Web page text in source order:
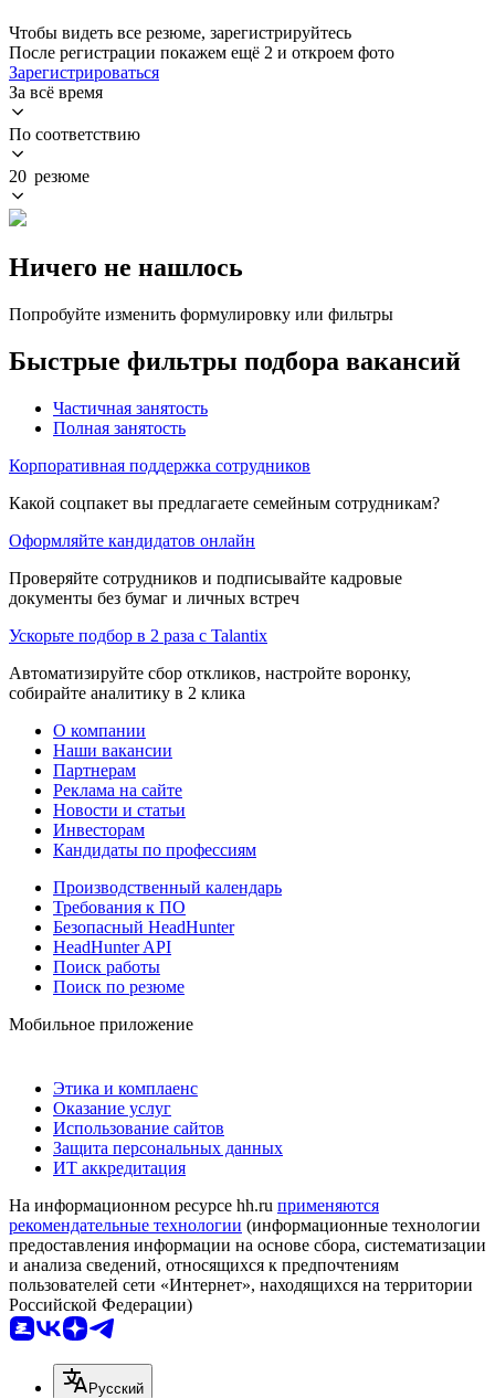
Чтобы видеть все резюме, зарегистрируйтесь
После регистрации покажем ещё 2 и откроем фото
Зарегистрироваться
За всё время
По соответствию
20 резюме
Ничего не нашлось
Попробуйте изменить формулировку или фильтры
Быстрые фильтры подбора вакансий
Частичная занятость
Полная занятость
Корпоративная поддержка сотрудников
Какой соцпакет вы предлагаете семейным сотрудникам?
Оформляйте кандидатов онлайн
Проверяйте сотрудников и подписывайте кадровые
документы без бумаг и личных встреч
Ускорьте подбор в 2 раза с Talantix
Автоматизируйте сбор откликов, настройте воронку,
собирайте аналитику в 2 клика
О компании
Наши вакансии
Партнерам
Реклама на сайте
Новости и статьи
Инвесторам
Кандидаты по профессиям
Производственный календарь
Требования к ПО
Безопасный HeadHunter
HeadHunter API
Поиск работы
Поиск по резюме
Мобильное приложение
Этика и комплаенс
Оказание услуг
Использование сайтов
Защита персональных данных
ИТ аккредитация
На информационном ресурсе hh.ru применяются
рекомендательные технологии (информационные технологии
предоставления информации на основе сбора, систематизации
и анализа сведений, относящихся к предпочтениям
пользователей сети «Интернет», находящихся на территории
Российской Федерации)
Русский